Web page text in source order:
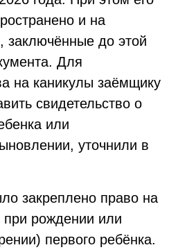
и на
заключённые до этой
Для
на каникулы заёмщику
свидетельство о
или
уточнили в
закреплено право на
при рождении или
первого ребёнка.